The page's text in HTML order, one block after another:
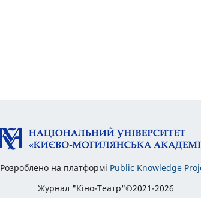
Розроблено на платформі Public Knowledge
Журнал "Кіно-Театр"©2021-2026